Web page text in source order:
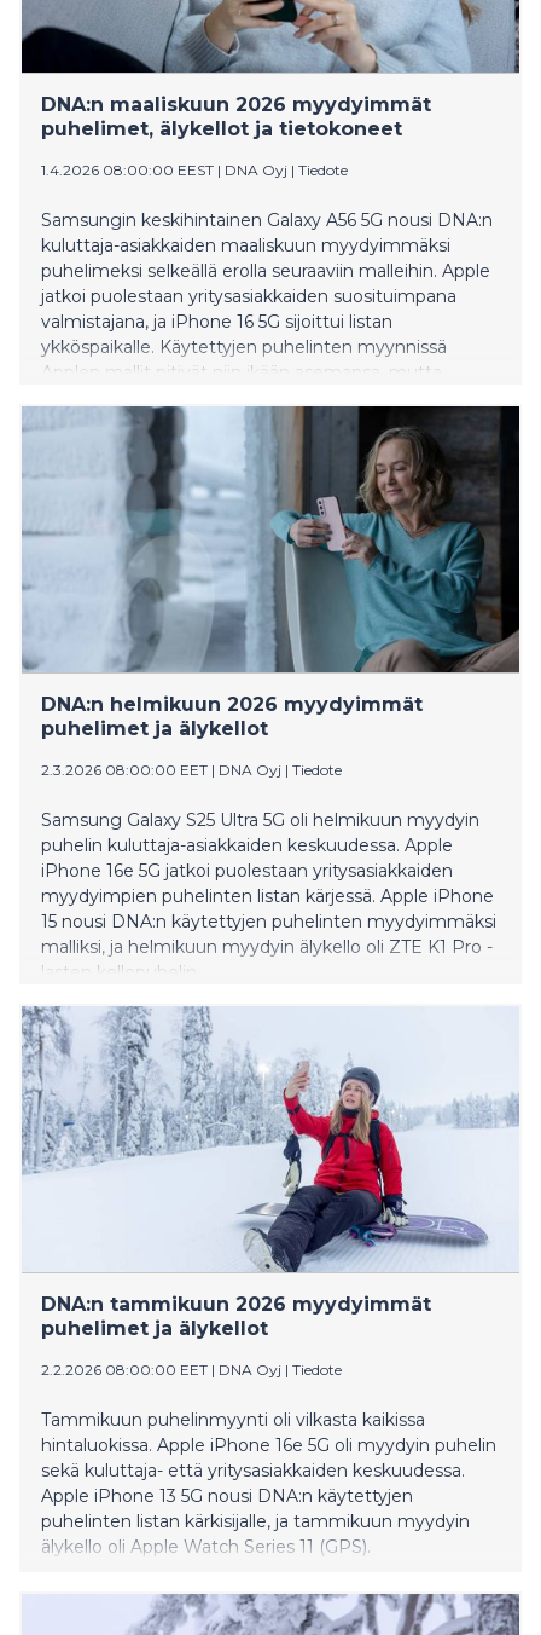
DNA:n maaliskuun 2026 myydyimmät
puhelimet, älykellot ja tietokoneet
1.4.2026 08:00:00 EEST | DNA Oyj | Tiedote
Samsungin keskihintainen Galaxy A56 5G nousi DNA:n
kuluttaja-asiakkaiden maaliskuun myydyimmäksi
puhelimeksi selkeällä erolla seuraaviin malleihin. Apple
jatkoi puolestaan yritysasiakkaiden suosituimpana
valmistajana, ja iPhone 16 5G sijoittui listan
ykköspaikalle. Käytettyjen puhelinten myynnissä
Applen mallit pitivät niin ikään asemansa, mutta
yllättäjäksi. Maaliskuun ostetuin älykello oli Apple
Watch Series 11 (GPS). Tietokoneissa ensimmäisen
kvartaalin myydyin malli oli Acer Aspire Lite 14.
DNA:n helmikuun 2026 myydyimmät
puhelimet ja älykellot
2.3.2026 08:00:00 EET | DNA Oyj | Tiedote
Samsung Galaxy S25 Ultra 5G oli helmikuun myydyin
puhelin kuluttaja-asiakkaiden keskuudessa. Apple
iPhone 16e 5G jatkoi puolestaan yritysasiakkaiden
myydyimpien puhelinten listan kärjessä. Apple iPhone
15 nousi DNA:n käytettyjen puhelinten myydyimmäksi
malliksi, ja helmikuun myydyin älykello oli ZTE K1 Pro -
lasten kellopuhelin.
DNA:n tammikuun 2026 myydyimmät
puhelimet ja älykellot
2.2.2026 08:00:00 EET | DNA Oyj | Tiedote
Tammikuun puhelinmyynti oli vilkasta kaikissa
hintaluokissa. Apple iPhone 16e 5G oli myydyin puhelin
sekä kuluttaja- että yritysasiakkaiden keskuudessa.
Apple iPhone 13 5G nousi DNA:n käytettyjen
puhelinten listan kärkisijalle, ja tammikuun myydyin
älykello oli Apple Watch Series 11 (GPS).